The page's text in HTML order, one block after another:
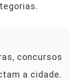
concursos
a cidade.